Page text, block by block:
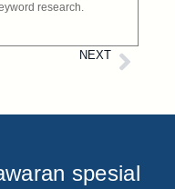
research.
NEXT
spesial